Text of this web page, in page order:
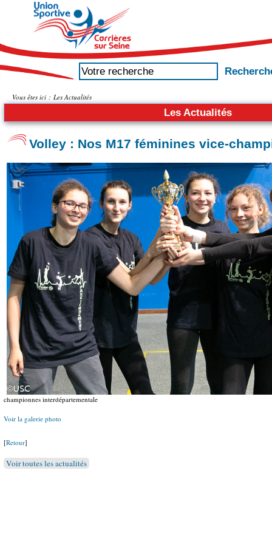
Vous êtes ici : Les Actualités
Les Actualités
Volley : Nos M17 féminines vice-
championnes interdépartementale
Voir la galerie photo
[Retour]
Voir toutes les actualités